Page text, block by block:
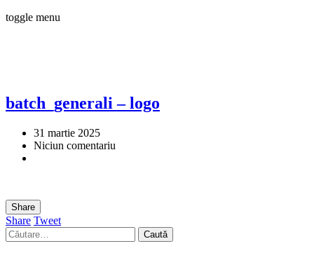
toggle menu
batch_generali – logo
31 martie 2025
Niciun comentariu
Share
Share Tweet
Caută
după: